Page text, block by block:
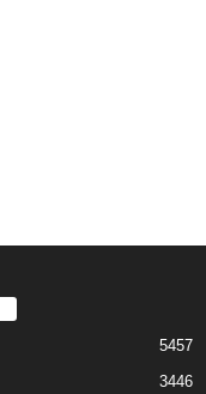
5457
3446